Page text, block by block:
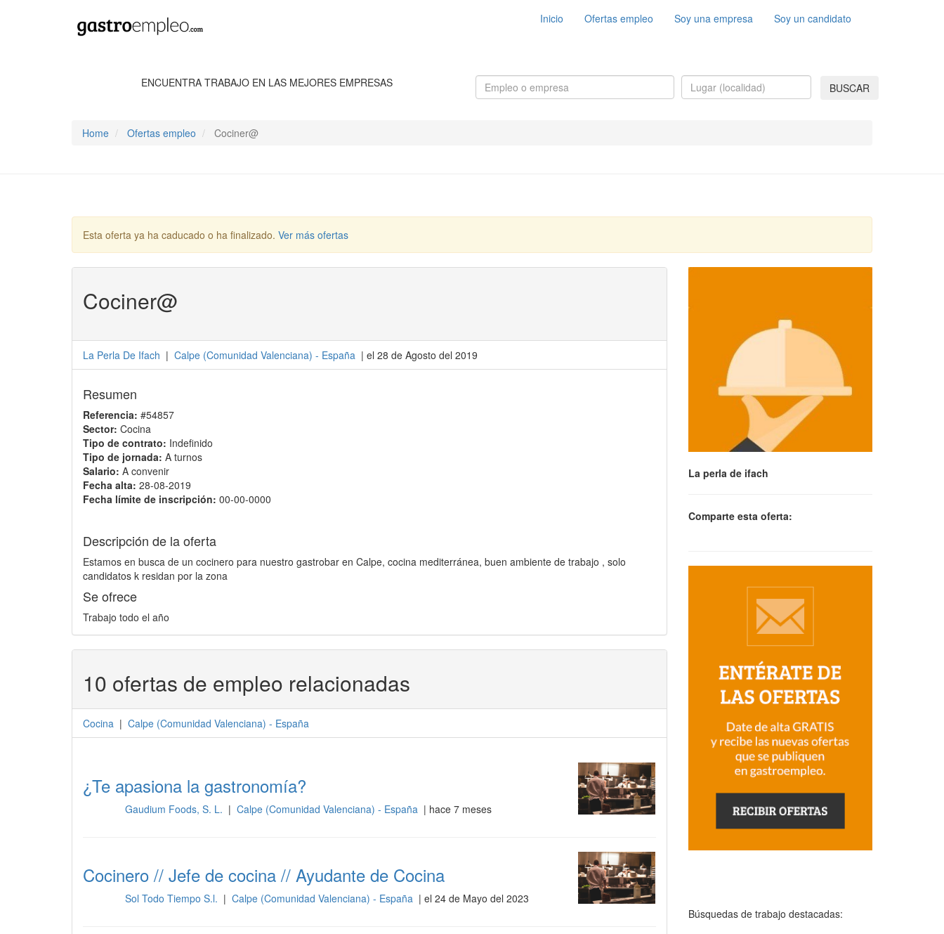
Inicio Ofertas empleo Soy una empresa Soy un candidato
ENCUENTRA TRABAJO EN LAS MEJORES EMPRESAS BUSCAR
Home Ofertas empleo Cociner@
Esta oferta ya ha caducado o ha finalizado. Ver más ofertas
Cociner@
La Perla De Ifach | Calpe (Comunidad Valenciana) - España | el 28 de Agosto del 2019
Resumen
Referencia: #54857
Sector: Cocina
Tipo de contrato: Indefinido
Tipo de jornada: A turnos
Salario: A convenir
Fecha alta: 28-08-2019
Fecha límite de inscripción: 00-00-0000
Descripción de la oferta
Estamos en busca de un cocinero para nuestro gastrobar en Calpe, cocina mediterránea, buen ambiente de trabajo , solo
candidatos k residan por la zona
Se ofrece
Trabajo todo el año
10 ofertas de empleo relacionadas
Cocina | Calpe (Comunidad Valenciana) - España
¿Te apasiona la gastronomía?
Gaudium Foods, S. L. | Calpe (Comunidad Valenciana) - España | hace 7 meses
Cocinero // Jefe de cocina // Ayudante de Cocina
Sol Todo Tiempo S.l. | Calpe (Comunidad Valenciana) - España | el 24 de Mayo del 2023
La perla de ifach
Comparte esta oferta:
Búsquedas de trabajo destacadas: